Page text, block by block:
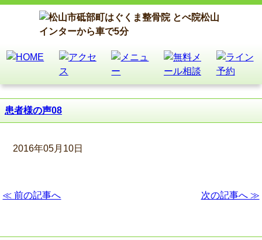
患者様の声08
2016年05月10日
≪ 前の記事へ 次の記事へ ≫